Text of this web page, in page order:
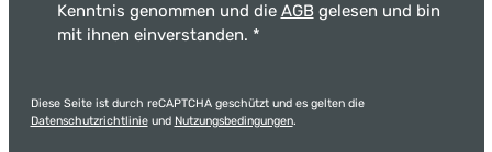
Kenntnis genommen und die AGB gelesen und bin
mit ihnen einverstanden. *
Diese Seite ist durch reCAPTCHA geschützt und es gelten die
Datenschutzrichtlinieund Nutzungsbedingungen.